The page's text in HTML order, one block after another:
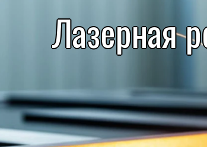
Лазерная